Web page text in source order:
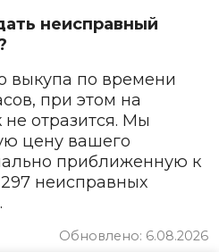
неисправный
выкупа по времени
при этом на
не отразится. Мы
цену вашего
приближенную к
неисправных
Обновлено: 6.08.2026